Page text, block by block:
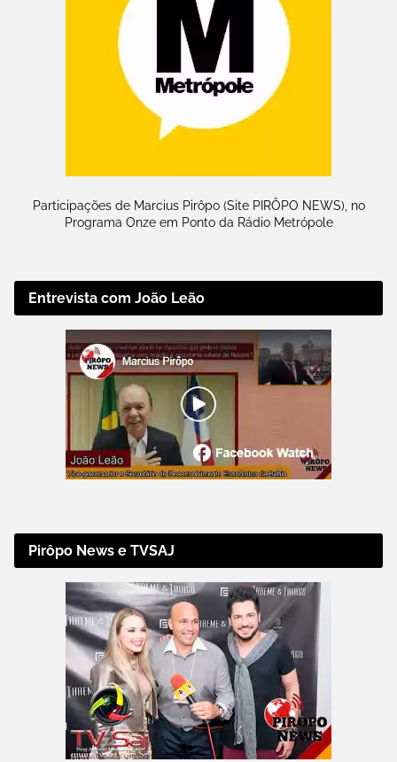
Participações de Marcius Pirôpo (Site PIRÔPO NEWS), no
Programa Onze em Ponto da Rádio Metrópole
Entrevista com João Leão
Pirôpo News e TVSAJ